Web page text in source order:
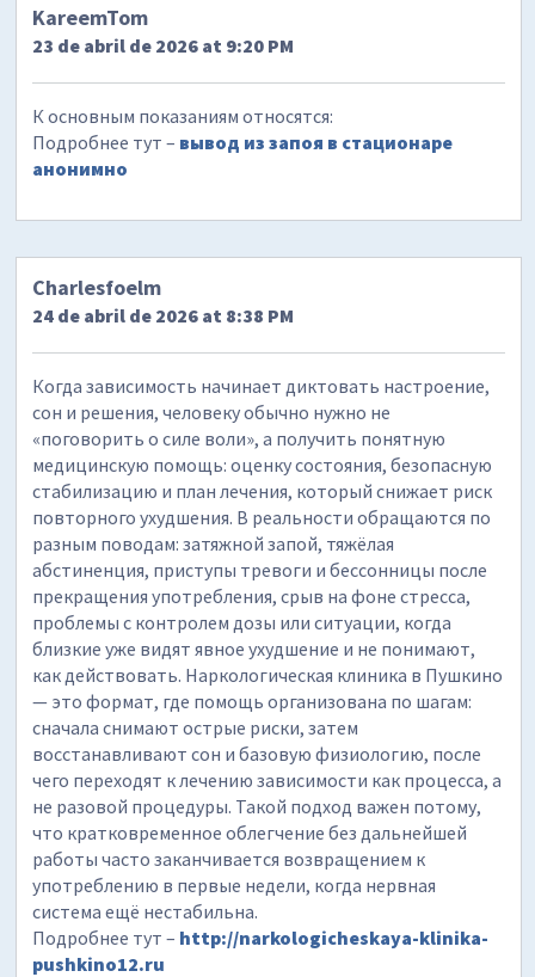
KareemTom
23 de abril de 2026 at 9:20 PM
К основным показаниям относятся:
Подробнее тут – вывод из запоя в стационаре
анонимно
Charlesfoelm
24 de abril de 2026 at 8:38 PM
Когда зависимость начинает диктовать настроение,
сон и решения, человеку обычно нужно не
«поговорить о силе воли», а получить понятную
медицинскую помощь: оценку состояния, безопасную
стабилизацию и план лечения, который снижает риск
повторного ухудшения. В реальности обращаются по
разным поводам: затяжной запой, тяжёлая
абстиненция, приступы тревоги и бессонницы после
прекращения употребления, срыв на фоне стресса,
проблемы с контролем дозы или ситуации, когда
близкие уже видят явное ухудшение и не понимают,
как действовать. Наркологическая клиника в Пушкино
— это формат, где помощь организована по шагам:
сначала снимают острые риски, затем
восстанавливают сон и базовую физиологию, после
чего переходят к лечению зависимости как процесса, а
не разовой процедуры. Такой подход важен потому,
что кратковременное облегчение без дальнейшей
работы часто заканчивается возвращением к
употреблению в первые недели, когда нервная
система ещё нестабильна.
Подробнее тут – http://narkologicheskaya-klinika-
pushkino12.ru